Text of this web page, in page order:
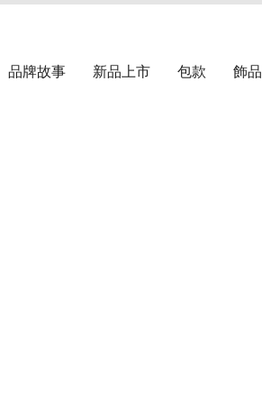
品牌故事 新品上市 包款 飾品